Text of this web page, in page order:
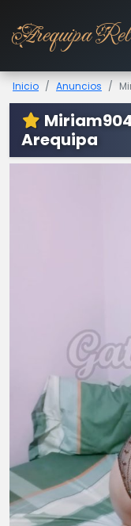
Arequipa
Inicio Anuncios
Arequipa